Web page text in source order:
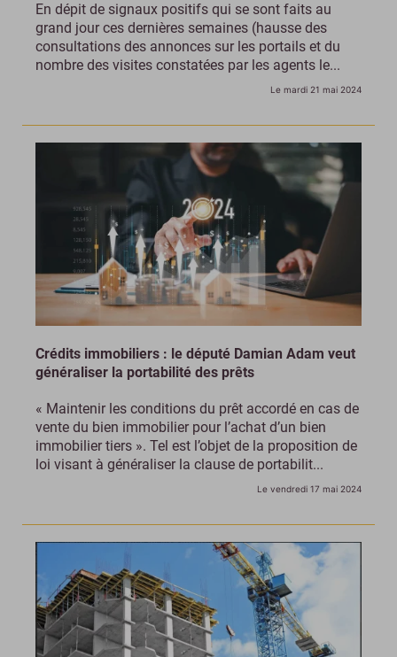
En dépit de signaux positifs qui se sont faits au
grand jour ces dernières semaines (hausse des
consultations des annonces sur les portails et du
nombre des visites constatées par les agents le...
Le mardi 21 mai 2024
Crédits immobiliers : le député Damian Adam veut
généraliser la portabilité des prêts
« Maintenir les conditions du prêt accordé en cas de
vente du bien immobilier pour l’achat d’un bien
immobilier tiers ». Tel est l’objet de la proposition de
loi visant à généraliser la clause de portabilit...
Le vendredi 17 mai 2024